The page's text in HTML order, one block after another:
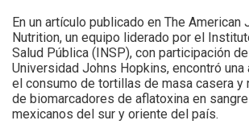
En un artículo publicado en The American
Nutrition, un equipo liderado por el
Salud Pública (INSP), con participación
Universidad Johns Hopkins, encontró
el consumo de tortillas de masa casera y
de biomarcadores de aflatoxina en
mexicanos del sur y oriente del país.